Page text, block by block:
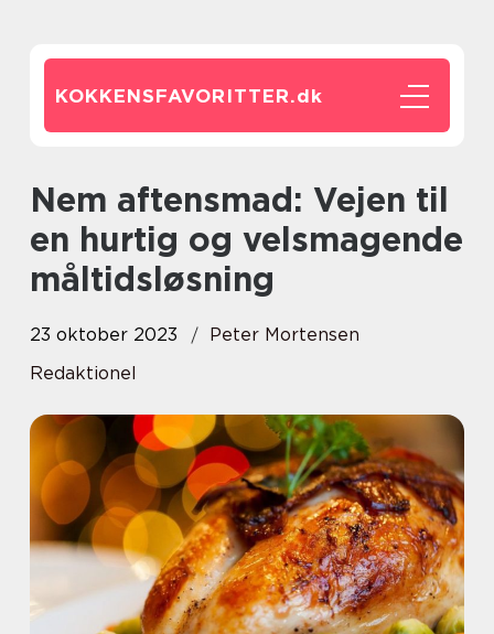
KOKKENSFAVORITTER.dk
Nem aftensmad: Vejen til
en hurtig og velsmagende
måltidsløsning
23 oktober 2023
Peter Mortensen
Redaktionel